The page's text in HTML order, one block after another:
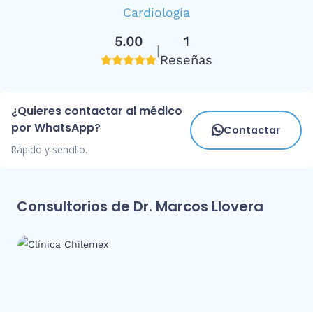
Cardiología
5.00
|
1
Reseñas
¿Quieres contactar al médico
por WhatsApp?
Rápido y sencillo.
Contactar
Consultorios de Dr. Marcos Llovera